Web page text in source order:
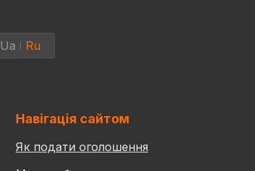
Ua Ru
Навігація сайтом
Як подати оголошення